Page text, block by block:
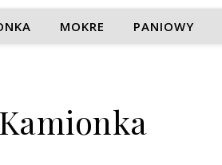
MOKRE PANIOWY